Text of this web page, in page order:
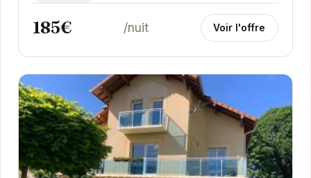
185€ /nuit Voir l'offre